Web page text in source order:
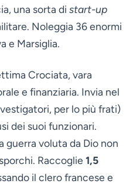
una sorta di start-up
Noleggia 36 enormi
e Marsiglia.
Crociata, vara
e finanziaria. Invia nel
per lo più frati)
dei suoi funzionari.
guerra voluta da Dio non
Raccoglie 1,5
il clero francese e